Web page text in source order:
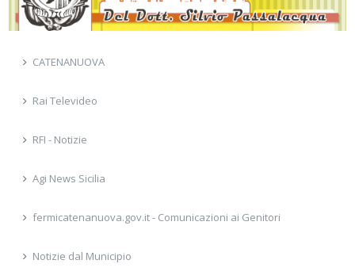
CATENANUOVA
Rai Televideo
RFI - Notizie
Agi News Sicilia
fermicatenanuova.gov.it - Comunicazioni ai Genitori
Notizie dal Municipio